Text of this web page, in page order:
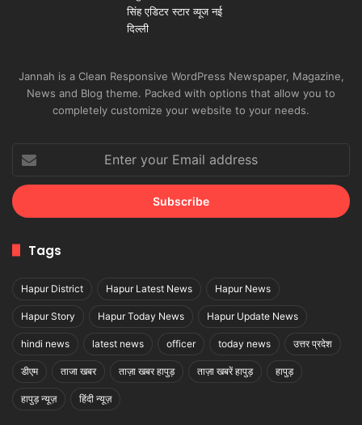
Jannah is a Clean Responsive WordPress Newspaper, Magazine,
News and Blog theme. Packed with options that allow you to
completely customize your website to your needs.
your
Email
address
Tags
Hapur District Hapur Latest News Hapur News
Hapur Story Hapur Today News Hapur Update News
hindi news latest news officer today news उत्तर प्रदेश
डीएम ताजा खबर ताज़ा खबर हापुड़ ताज़ा खबरें हापुड़ हापुड़
हापुड़ न्यूज़ हिंदी न्यूज़